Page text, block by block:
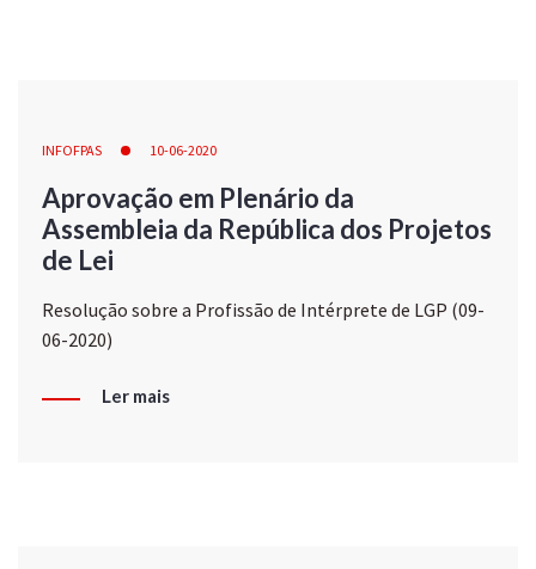
INFOFPAS 10-06-2020
Aprovação em Plenário da
Assembleia da República dos Projetos
de Lei
Resolução sobre a Profissão de Intérprete de LGP (09-
06-2020)
Ler mais